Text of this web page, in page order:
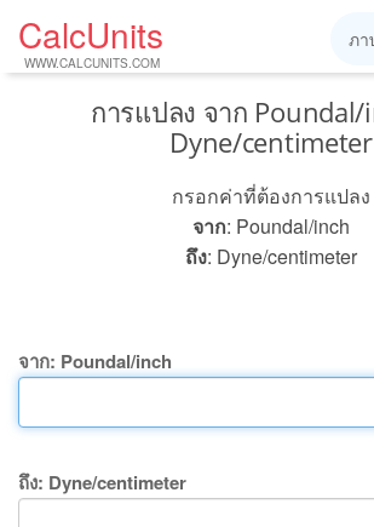
CalcUnits
WWW.CALCUNITS.COM
ภา
การแปลง จาก Poundal/
Dyne/centimeter
กรอกค่าที่ต้องการแปลง
จาก: Poundal/inch
ถึง: Dyne/centimeter
จาก: Poundal/inch
ถึง: Dyne/centimeter